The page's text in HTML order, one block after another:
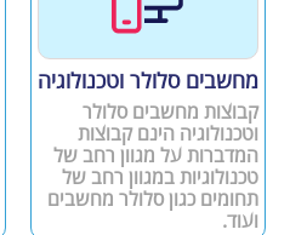
מחשבים סלולר וטכנולוגיה
קבוצות מחשבים סלולר
וטכנולוגיה הינם קבוצות
המדברות על מגוון רחב של
טכנולוגיות במגוון רחב של
תחומים כגון סלולר מחשבים
ועוד.